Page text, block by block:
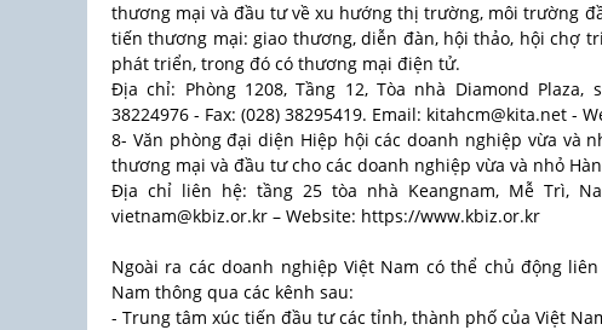
thương mại và đầu tư về xu hướng thị trường, môi trường
tiến thương mại: giao thương, diễn đàn, hội thảo, hội chợ
phát triển, trong đó có thương mại điện tử.
Địa chỉ: Phòng 1208, Tầng 12, Tòa nhà Diamond
38224976 - Fax: (028) 38295419. Email: kitahcm@kita.net -
8- Văn phòng đại diện Hiệp hội các doanh nghiệp vừa và
thương mại và đầu tư cho các doanh nghiệp vừa và nhỏ
Địa chỉ liên hệ: tầng 25 tòa nhà Keangnam, Mễ Trì,
vietnam@kbiz.or.kr – Website: https://www.kbiz.or.kr
Ngoài ra các doanh nghiệp Việt Nam có thể chủ động
Nam thông qua các kênh sau:
- Trung tâm xúc tiến đầu tư các tỉnh, thành phố của Việt